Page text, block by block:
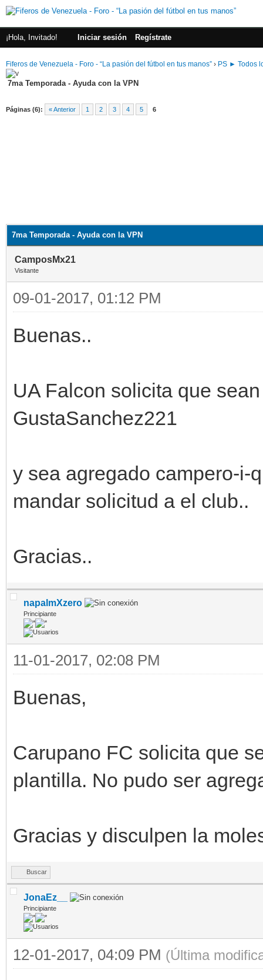
¡Hola, Invitado! Iniciar sesión Regístrate
Fiferos de Venezuela - Foro - “La pasión del fútbol en tus manos” › PS ► Todos
7ma Temporada - Ayuda con la VPN
Páginas (6): « Anterior 1 2 3 4 5 6
7ma Temporada - Ayuda con la VPN
CamposMx21
Visitante
09-01-2017, 01:12 PM
Buenas..
UA Falcon solicita que
GustaSanchez221
y sea agregado campero-i-
mandar solicitud a el club..
Gracias..
napalmXzero
Principiante
11-01-2017, 02:08 PM
Buenas,
Carupano FC solicita que
plantilla. No pudo ser
Gracias y disculpen la
Buscar
JonaEz__
Principiante
12-01-2017, 04:09 PM (Última